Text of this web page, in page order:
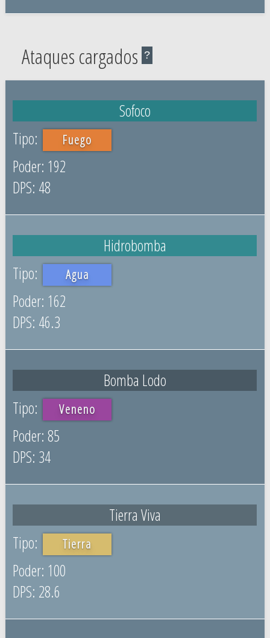
Ataques cargados ?
Sofoco
Fuego
192
48
Hidrobomba
Agua
162
46.3
Bomba Lodo
Veneno
85
34
Tierra Viva
Tierra
100
28.6